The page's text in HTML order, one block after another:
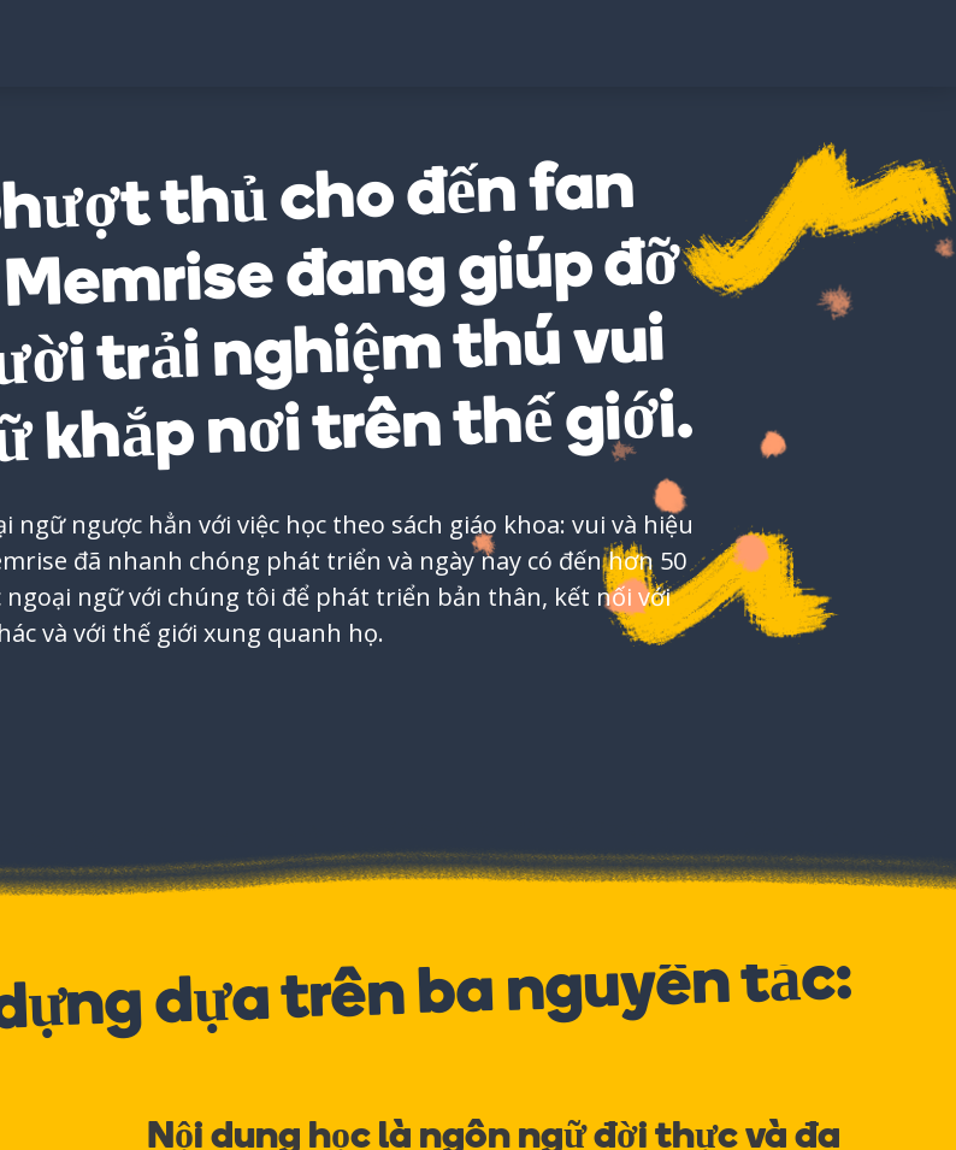
thủ cho đến fan
đang giúp đỡ
trải nghiệm thú vui
khắp nơi trên thế giới.
ngược hẳn với việc học theo sách giáo khoa: vui và hiệu
đã nhanh chóng phát triển và ngày nay có đến hơn 50
ngữ với chúng tôi để phát triển bản thân, kết nối với
và với thế giới xung quanh họ.
dựa trên ba nguyên tắc:
Nội dung học là ngôn ngữ đời thực và đa